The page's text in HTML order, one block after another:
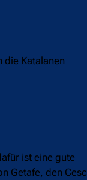
die Katalanen
ist eine gute
Getafe, den Cesc